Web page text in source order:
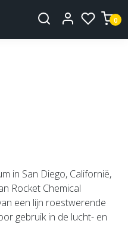
0
in San Diego, Californië,
Rocket Chemical
een lijn roestwerende
gebruik in de lucht- en